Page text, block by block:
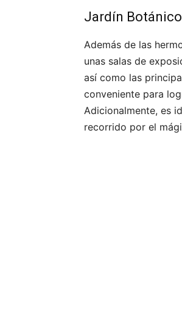
Jardín
Además de las
unas salas de
así como las
conveniente para
Adicionalmente, es
recorrido por el